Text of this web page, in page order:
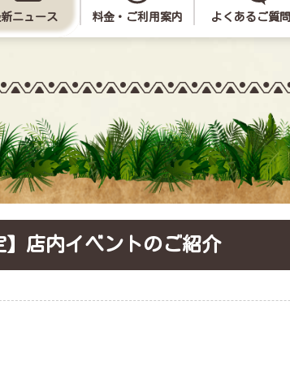
ニュース 料金・ご利用案内 よくあるご質問
】店内イベントのご紹介